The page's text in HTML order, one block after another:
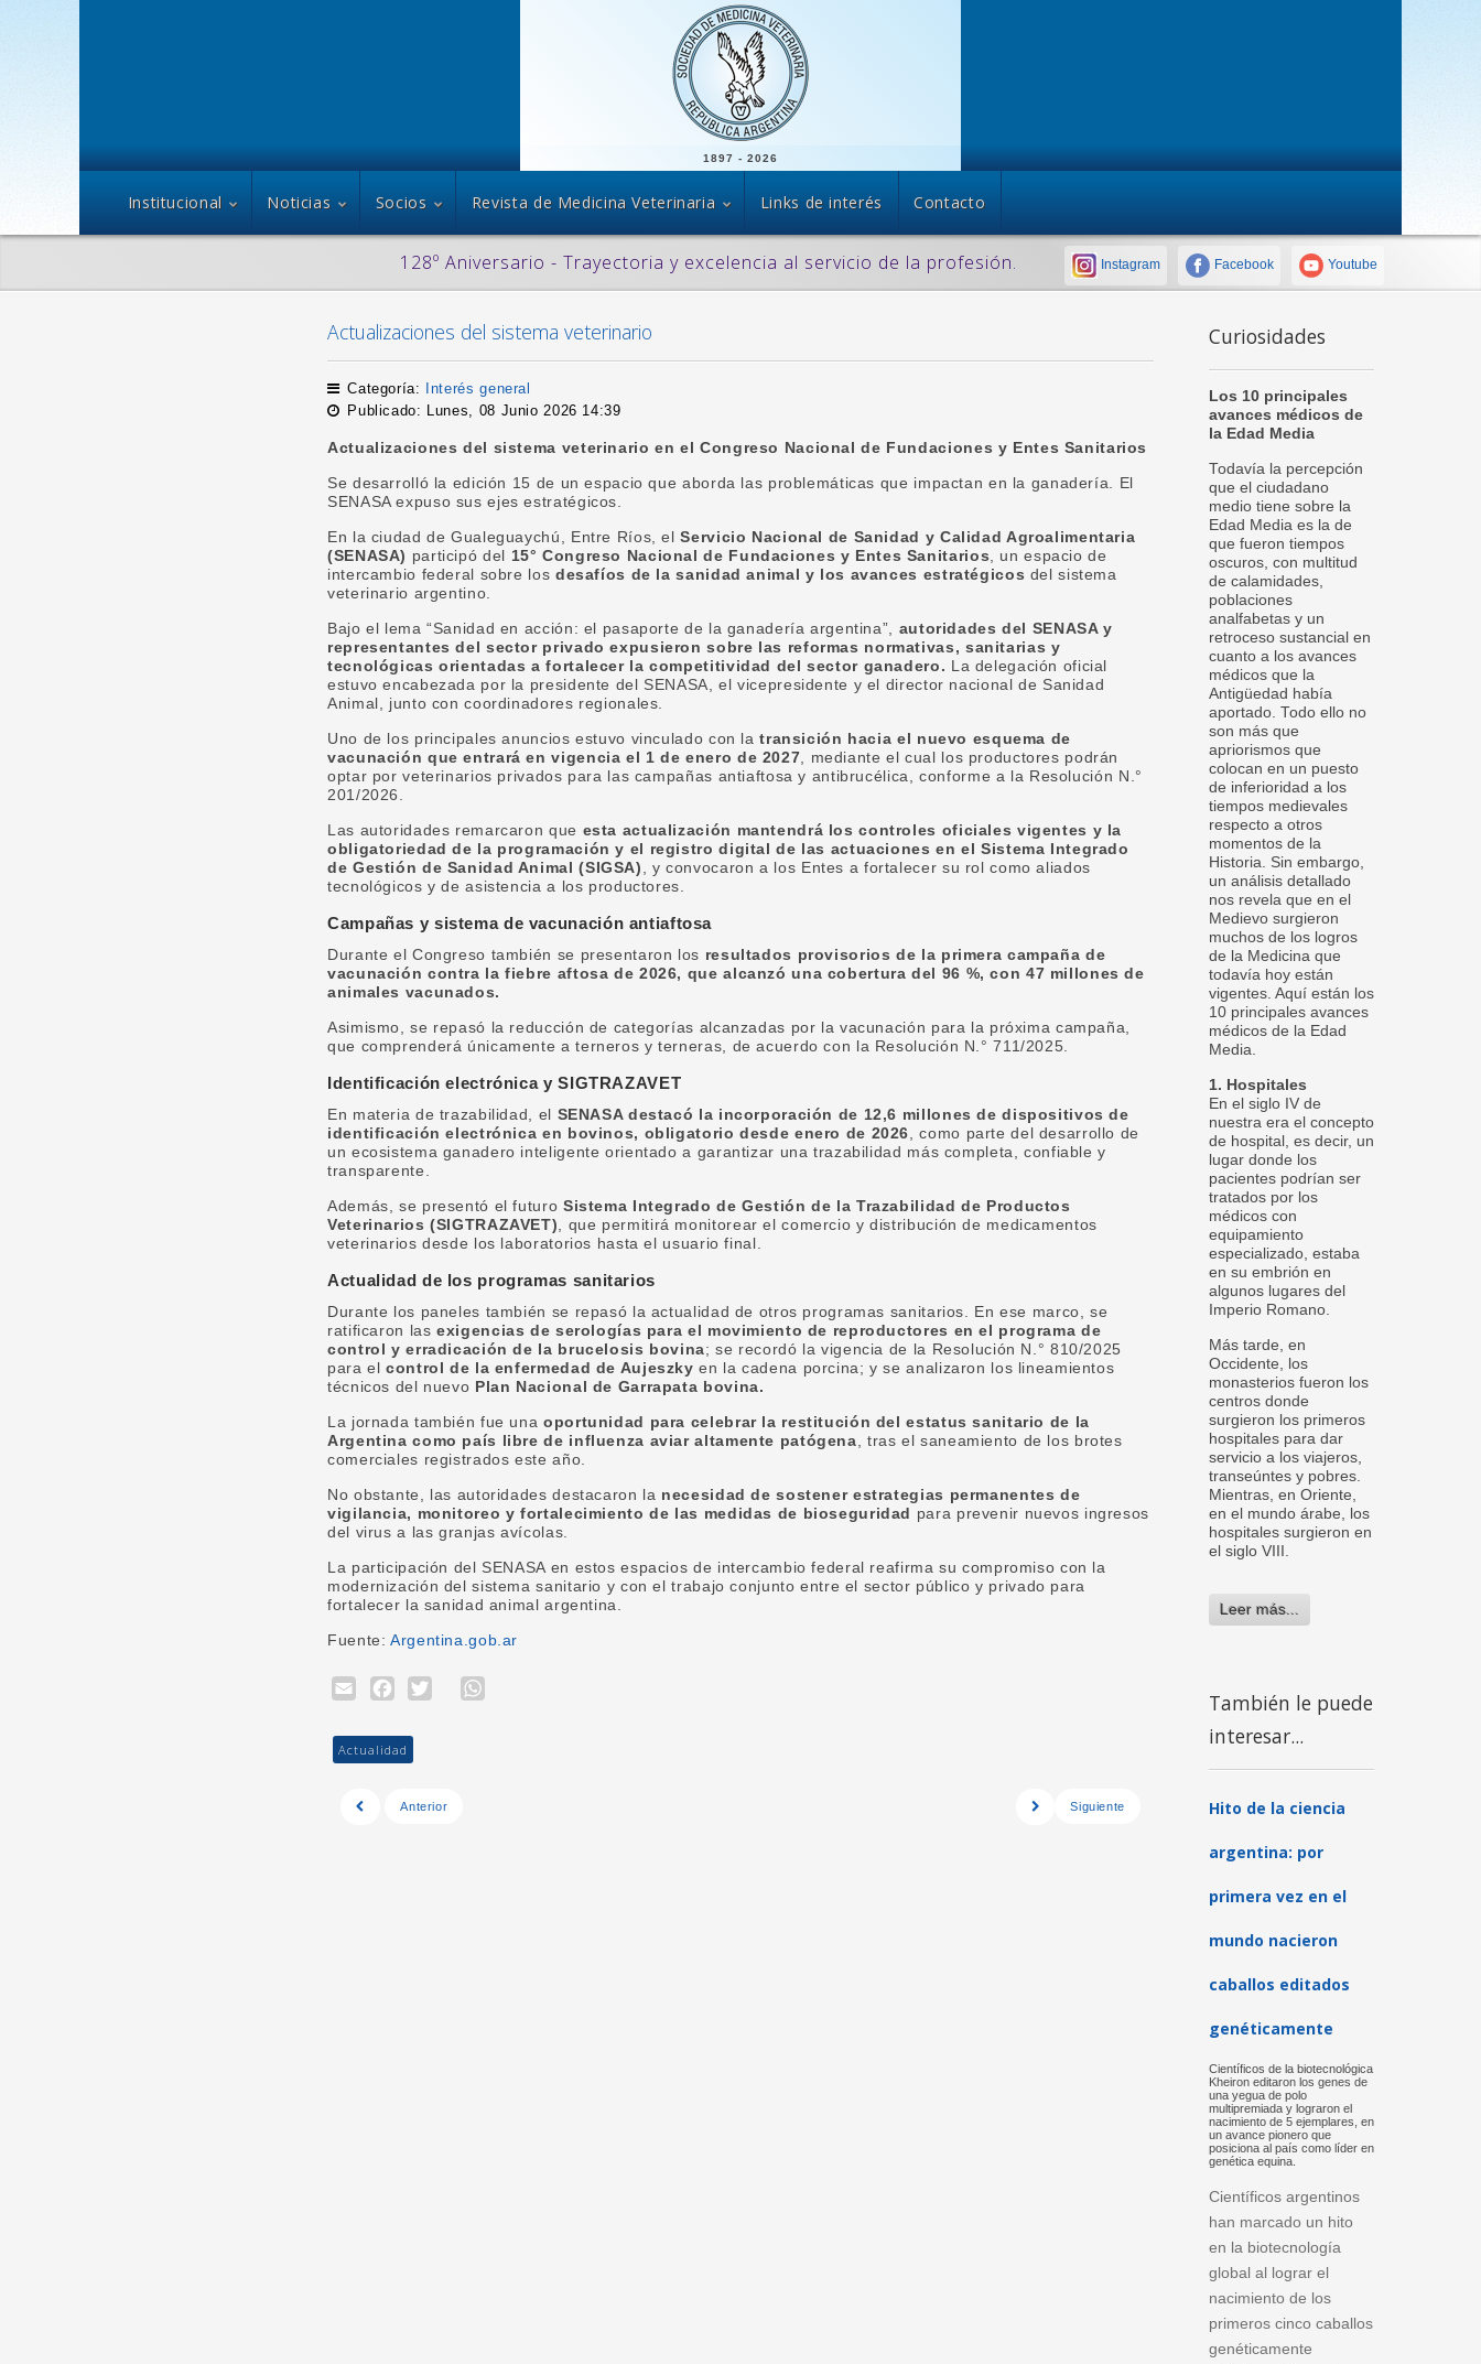
1897 - 2026
Institucional Noticias Socios Revista de Medicina Veterinaria Links de interés Contacto
128º Aniversario - Trayectoria y excelencia al servicio de la profesión. Instagram Facebook Youtube
Actualizaciones del sistema veterinario
Categoría:
Interés general
Publicado: Lunes, 08 Junio 2026 14:39
Actualizaciones del sistema veterinario en el Congreso Nacional de Fundaciones y Entes Sanitarios
Se desarrolló la edición 15 de un espacio que aborda las problemáticas que impactan en la ganadería. El
SENASA expuso sus ejes estratégicos.
En la ciudad de Gualeguaychú, Entre Ríos, elServicio Nacional de Sanidad y Calidad Agroalimentaria
(SENASA) participó del 15° Congreso Nacional de Fundaciones y Entes Sanitarios, un espacio de
intercambio federal sobre los desafíos de la sanidad animal y los avances estratégicos del sistema
veterinario argentino.
Bajo el lema “Sanidad en acción: el pasaporte de la ganadería argentina”, autoridades del SENASA y
representantes del sector privado expusieron sobre las reformas normativas, sanitarias y
tecnológicas orientadas a fortalecer la competitividad del sector ganadero. La delegación oficial
estuvo encabezada por la presidente del SENASA, el vicepresidente y el director nacional de Sanidad
Animal, junto con coordinadores regionales.
Uno de los principales anuncios estuvo vinculado con latransición hacia el nuevo esquema de
vacunación que entrará en vigencia el 1 de enero de 2027, mediante el cual los productores podrán
optar por veterinarios privados para las campañas antiaftosa y antibrucélica, conforme a la Resolución N.°
201/2026.
Las autoridades remarcaron que esta actualización mantendrá los controles oficiales vigentes y la
obligatoriedad de la programación y el registro digital de las actuaciones en el Sistema Integrado
de Gestión de Sanidad Animal (SIGSA) , y convocaron a los Entes a fortalecer su rol como aliados
tecnológicos y de asistencia a los productores.
Campañas y sistema de vacunación antiaftosa
Durante el Congreso también se presentaron los resultados provisorios de la primera campaña de
vacunación contra la fiebre aftosa de 2026, que alcanzó una cobertura del 96 %, con 47 millones de
animales vacunados.
Asimismo, se repasó la reducción de categorías alcanzadas por la vacunación para la próxima campaña,
que comprenderá únicamente a terneros y terneras, de acuerdo con la Resolución N.° 711/2025.
Identificación electrónica y SIGTRAZAVET
En materia de trazabilidad, el SENASA destacó la incorporación de 12,6 millones de dispositivos de
identificación electrónica en bovinos, obligatorio desde enero de 2026, como parte del desarrollo de
un ecosistema ganadero inteligente orientado a garantizar una trazabilidad más completa, confiable y
transparente.
Además, se presentó el futuro Sistema Integrado de Gestión de la Trazabilidad de Productos
Veterinarios (SIGTRAZAVET), que permitirá monitorear el comercio y distribución de medicamentos
veterinarios desde los laboratorios hasta el usuario final.
Actualidad de los programas sanitarios
Durante los paneles también se repasó la actualidad de otros programas sanitarios. En ese marco, se
ratificaron lasexigencias de serologías para el movimiento de reproductores en el programa de
control y erradicación de la brucelosis bovina; se recordó la vigencia de la Resolución N.° 810/2025
para elcontrol de la enfermedad de Aujeszky en la cadena porcina; y se analizaron los lineamientos
técnicos del nuevo Plan Nacional de Garrapata bovina.
La jornada también fue unaoportunidad para celebrar la restitución del estatus sanitario de la
Argentina como país libre de influenza aviar altamente patógena, tras el saneamiento de los brotes
comerciales registrados este año.
No obstante, las autoridades destacaron la necesidad de sostener estrategias permanentes de
vigilancia, monitoreo y fortalecimiento de las medidas de bioseguridad
para prevenir nuevos ingresos
del virus a las granjas avícolas.
La participación del SENASA en estos espacios de intercambio federal reafirma su compromiso con la
modernización del sistema sanitario y con el trabajo conjunto entre el sector público y privado para
fortalecer la sanidad animal argentina.
Fuente:Argentina.gob.ar
Email
Facebook
Twitter
WhatsApp
Actualidad
Anterior Siguiente
Curiosidades
Los 10 principales
avances médicos de
la Edad Media
Todavía la percepción
que el ciudadano
medio tiene sobre la
Edad Media es la de
que fueron tiempos
oscuros, con multitud
de calamidades,
poblaciones
analfabetas y un
retroceso sustancial en
cuanto a los avances
médicos que la
Antigüedad había
aportado. Todo ello no
son más que
apriorismos que
colocan en un puesto
de inferioridad a los
tiempos medievales
respecto a otros
momentos de la
Historia. Sin embargo,
un análisis detallado
nos revela que en el
Medievo surgieron
muchos de los logros
de la Medicina que
todavía hoy están
vigentes. Aquí están los
10 principales avances
médicos de la Edad
Media.
1. Hospitales
En el siglo IV de
nuestra era el concepto
de hospital, es decir, un
lugar donde los
pacientes podrían ser
tratados por los
médicos con
equipamiento
especializado, estaba
en su embrión en
algunos lugares del
Imperio Romano.
Más tarde, en
Occidente, los
monasterios fueron los
centros donde
surgieron los primeros
hospitales para dar
servicio a los viajeros,
transeúntes y pobres.
Mientras, en Oriente,
en el mundo árabe, los
hospitales surgieron en
el siglo VIII.
Leer más...
También le puede
interesar...
Hito de la ciencia
argentina: por
primera vez en el
mundo nacieron
caballos editados
genéticamente
Científicos de la biotecnológica
Kheiron editaron los genes de
una yegua de polo
multipremiada y lograron el
nacimiento de 5 ejemplares, en
un avance pionero que
posiciona al país como líder en
genética equina.
Científicos argentinos
han marcado un hito
en la biotecnología
global al lograr el
nacimiento de los
primeros cinco caballos
genéticamente